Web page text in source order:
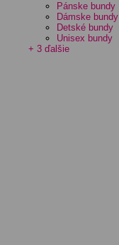
Pánske bundy
Dámske bundy
Detské bundy
Unisex bundy
+ 3 ďalšie